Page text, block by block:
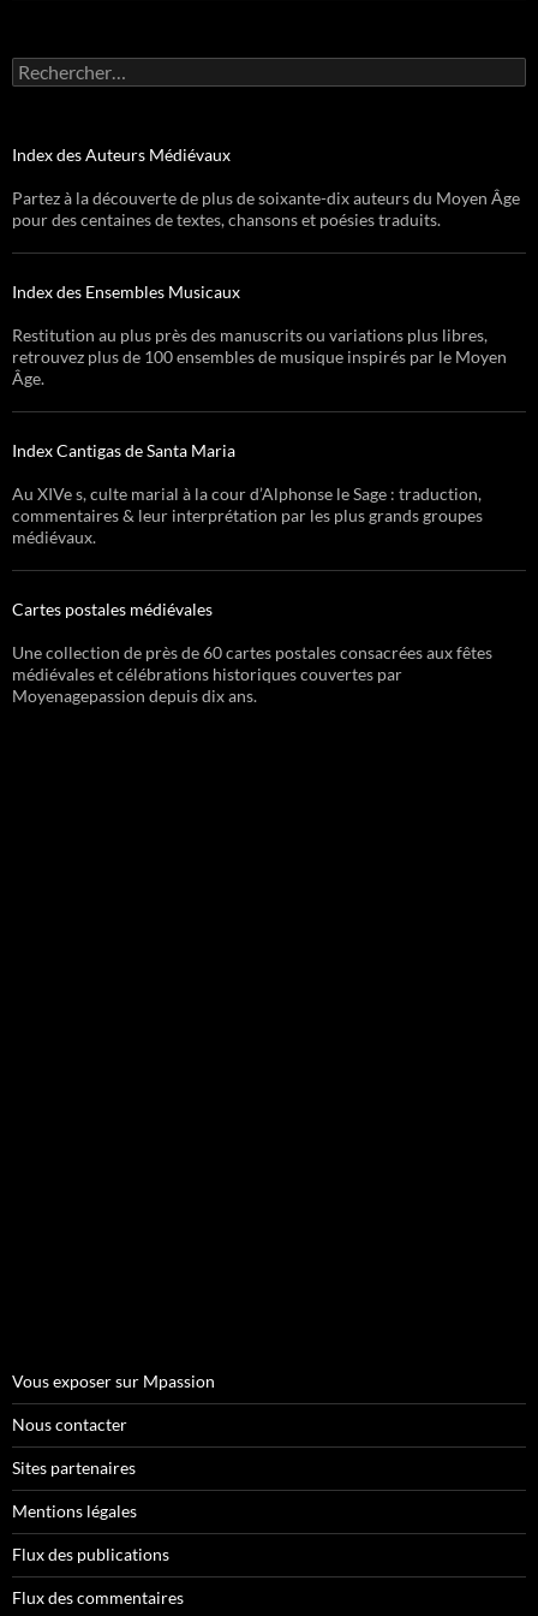
Rechercher :
Index des Auteurs Médiévaux
Partez à la découverte de plus de soixante-dix auteurs du Moyen Âge
pour des centaines de textes, chansons et poésies traduits.
Index des Ensembles Musicaux
Restitution au plus près des manuscrits ou variations plus libres,
retrouvez plus de 100 ensembles de musique inspirés par le Moyen
Âge.
Index Cantigas de Santa Maria
Au XIVe s, culte marial à la cour d’Alphonse le Sage : traduction,
commentaires & leur interprétation par les plus grands groupes
médiévaux.
Cartes postales médiévales
Une collection de près de 60 cartes postales consacrées aux fêtes
médiévales et célébrations historiques couvertes par
Moyenagepassion depuis dix ans.
Vous exposer sur Mpassion
Nous contacter
Sites partenaires
Mentions légales
Flux des publications
Flux des commentaires